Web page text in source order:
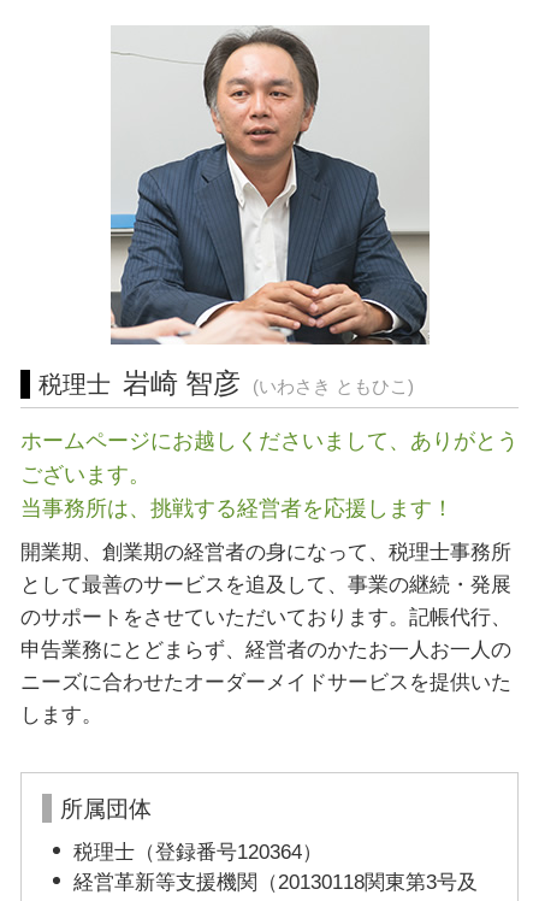
確定申告 申告漏れ
自益権 とは
介護事業 許認可
介護サービス事業
宅地建物取引業 免許
会社設立 静岡県 相談
許認可 相模原市 税理士 相談
税務相談 愛知県 相談
許認可 東海地方 税理士 相談
起業支援 横浜市 税理士
起業支援 愛知県 税理士
税務相談 岐阜県 相談
経営相談 東海地方 税理士 相談
会社設立 三重県 税理士 相談
税務相談 東京都 税理士
許認可 横浜市 税理士 相談
税理士 岩崎 智彦 (いわさき ともひこ)
ホームページにお越しくださいまして、ありがとう
ございます。
当事務所は、挑戦する経営者を応援します！
開業期、創業期の経営者の身になって、税理士事務所
として最善のサービスを追及して、事業の継続・発展
のサポートをさせていただいております。記帳代行、
申告業務にとどまらず、経営者のかたお一人お一人の
ニーズに合わせたオーダーメイドサービスを提供いた
します。
所属団体
税理士（登録番号120364）
経営革新等支援機関（20130118関東第3号及